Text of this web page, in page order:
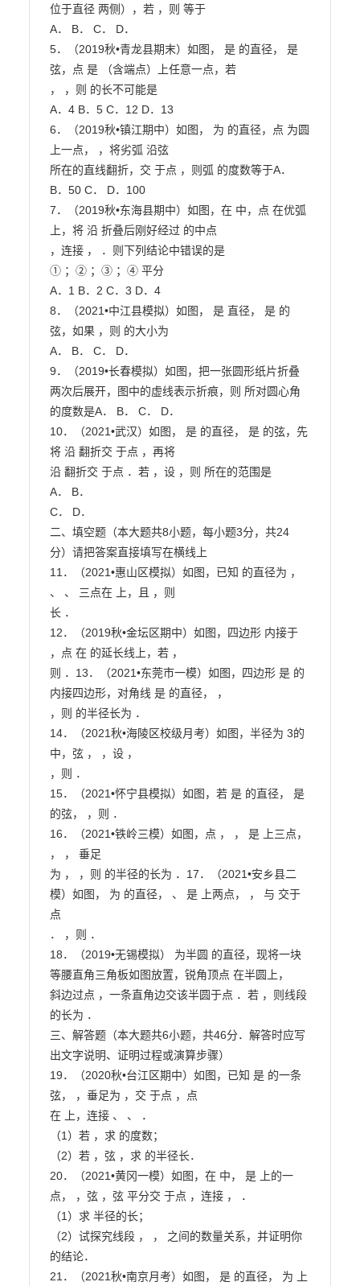
位于直径 两侧），若 ，则 等于
A． B． C． D．
5．（2019秋•青龙县期末）如图， 是 的直径， 是
弦，点 是 （含端点）上任意一点，若
， ，则 的长不可能是
A．4 B．5 C．12 D．13
6．（2019秋•镇江期中）如图， 为 的直径，点 为圆
上一点， ，将劣弧 沿弦
所在的直线翻折，交 于点 ，则弧 的度数等于A．
B．50 C． D．100
7．（2019秋•东海县期中）如图，在 中，点 在优弧
上，将 沿 折叠后刚好经过 的中点
，连接 ， ．则下列结论中错误的是
① ；② ；③ ；④ 平分
A．1 B．2 C．3 D．4
8．（2021•中江县模拟）如图， 是 直径， 是 的
弦，如果 ，则 的大小为
A． B． C． D．
9．（2019•长春模拟）如图，把一张圆形纸片折叠
两次后展开，图中的虚线表示折痕，则 所对圆心角
的度数是A． B． C． D．
10．（2021•武汉）如图， 是 的直径， 是 的弦，先
将 沿 翻折交 于点 ，再将
沿 翻折交 于点 ．若 ，设 ，则 所在的范围是
A． B．
C． D．
二、填空题（本大题共8小题，每小题3分，共24
分）请把答案直接填写在横线上
11．（2021•惠山区模拟）如图，已知 的直径为 ，
、 、 三点在 上，且 ，则
长 ．
12．（2019秋•金坛区期中）如图，四边形 内接于
，点 在 的延长线上，若 ，
则 ．13．（2021•东莞市一模）如图，四边形 是 的
内接四边形，对角线 是 的直径， ，
，则 的半径长为 ．
14．（2021秋•海陵区校级月考）如图，半径为 3的
中，弦 ， ，设 ，
，则 ．
15．（2021•怀宁县模拟）如图，若 是 的直径， 是
的弦， ，则 ．
16．（2021•铁岭三模）如图，点 ， ， 是 上三点，
， ， 垂足
为 ， ，则 的半径的长为 ．17．（2021•安乡县二
模）如图， 为 的直径， 、 是 上两点， ， 与 交于
点
． ，则 ．
18．（2019•无锡模拟） 为半圆 的直径，现将一块
等腰直角三角板如图放置，锐角顶点 在半圆上，
斜边过点 ，一条直角边交该半圆于点 ．若 ，则线段
的长为 ．
三、解答题（本大题共6小题，共46分．解答时应写
出文字说明、证明过程或演算步骤）
19．（2020秋•台江区期中）如图，已知 是 的一条
弦， ，垂足为 ，交 于点 ，点
在 上，连接 、 、 ．
（1）若 ，求 的度数；
（2）若 ，弦 ，求 的半径长．
20．（2021•黄冈一模）如图，在 中， 是 上的一
点， ，弦 ，弦 平分交 于点 ，连接 ， ．
（1）求 半径的长；
（2）试探究线段 ， ， 之间的数量关系，并证明你
的结论．
21．（2021秋•南京月考）如图， 是 的直径， 为 上